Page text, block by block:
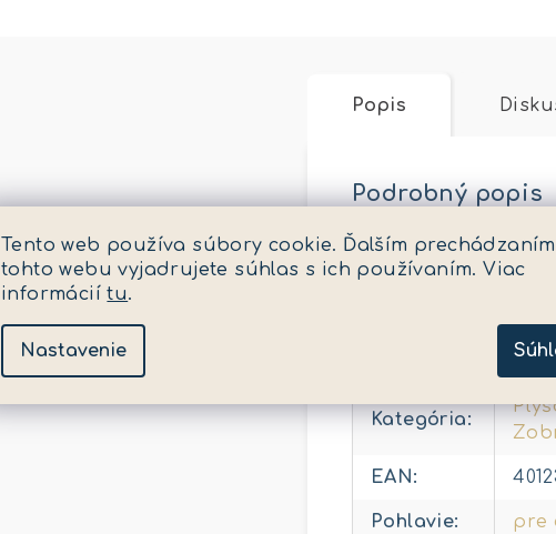
Tento web používa súbory cookie. Ďalším prechádzaním
tohto webu vyjadrujete súhlas s ich používaním. Viac
informáciítu.
Nastavenie
Popis
Podrobný popis
So svojou huňatou
stanete kamarátmi.
Dodatočné
Kategória:
EAN:
Pohlavie: pre